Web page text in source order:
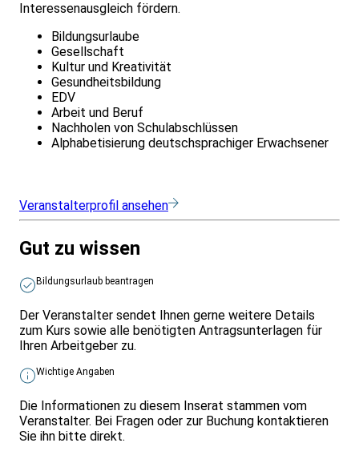
Interessenausgleich fördern.
Bildungsurlaube
Gesellschaft
Kultur und Kreativität
Gesundheitsbildung
EDV
Arbeit und Beruf
Nachholen von Schulabschlüssen
Alphabetisierung deutschsprachiger Erwachsener
Veranstalterprofil ansehen
Gut zu wissen
Bildungsurlaub beantragen
Der Veranstalter sendet Ihnen gerne weitere Details
zum Kurs sowie alle benötigten Antragsunterlagen für
Ihren Arbeitgeber zu.
Wichtige Angaben
Die Informationen zu diesem Inserat stammen vom
Veranstalter. Bei Fragen oder zur Buchung kontaktieren
Sie ihn bitte direkt.